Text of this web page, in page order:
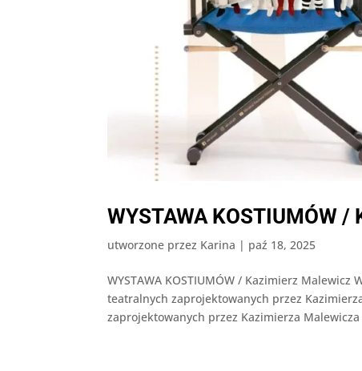
WYSTAWA KOSTIUMÓW
utworzone przez Karina | paź 18, 2025
WYSTAWA KOSTIUMÓW / Kazimierz
teatralnych zaprojektowanych przez
zaprojektowanych przez Kazimierza Malewicza